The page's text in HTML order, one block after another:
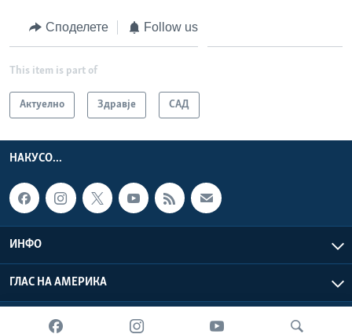
Споделете Follow us
This item is part of
Актуелно Здравје САД
НАКУСО...
ИНФО
ГЛАС НА АМЕРИКА
Глас на Америка © 2026 VOA, Inc. Сите права задржани.